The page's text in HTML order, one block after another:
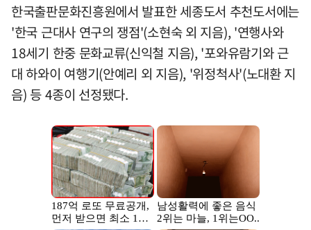
한국출판문화진흥원에서 발표한 세종도서 추천도서에는
'한국 근대사 연구의 쟁점'(소현숙 외 지음), '연행사와
18세기 한중 문화교류(신익철 지음), '포와유람기와 근
대 하와이 여행기(안예리 외 지음), '위정척사'(노대환 지
음) 등 4종이 선정됐다.